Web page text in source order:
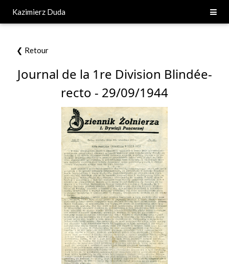
Kazimierz Duda
❮ Retour
Journal de la 1re Division Blindée-
recto - 29/09/1944